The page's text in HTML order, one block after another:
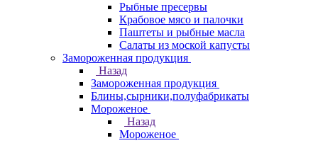
Рыбные пресервы
Крабовое мясо и палочки
Паштеты и рыбные масла
Салаты из моской капусты
Замороженная продукция
Назад
Замороженная продукция
Блины,сырники,полуфабрикаты
Мороженое
Назад
Мороженое